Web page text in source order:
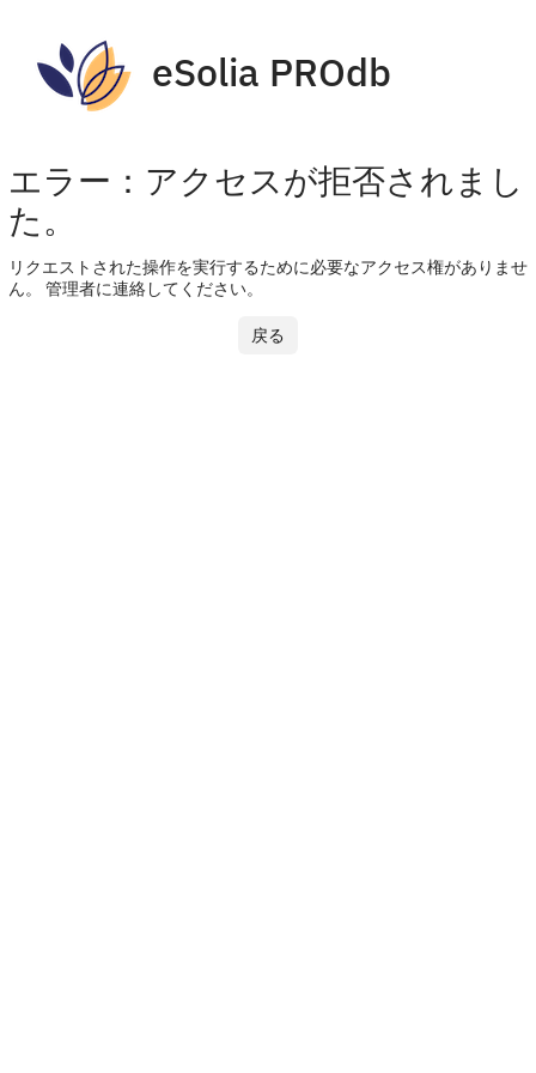
eSolia PROdb
エラー：アクセスが拒否されまし
た。
リクエストされた操作を実行するために必要なアクセス権がありませ
ん。 管理者に連絡してください。
戻る